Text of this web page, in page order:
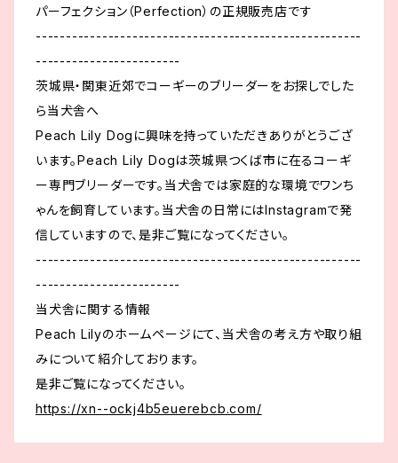
パーフェクション（Perfection）の正規販売店です
------------------------------------------------------
------------------------
茨城県・関東近郊でコーギーのブリーダーをお探しでした
ら当犬舎へ
Peach Lily Dogに興味を持っていただきありがとうござ
います。Peach Lily Dogは茨城県つくば市に在るコーギ
ー専門ブリーダーです。当犬舎では家庭的な環境でワンち
ゃんを飼育しています。当犬舎の日常にはInstagramで発
信していますので、是非ご覧になってください。
------------------------------------------------------
------------------------
当犬舎に関する情報
Peach Lilyのホームページにて、当犬舎の考え方や取り組
みについて紹介しております。
是非ご覧になってください。
https://xn--ockj4b5euerebcb.com/